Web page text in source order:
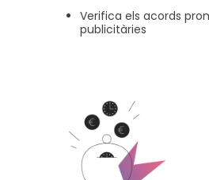
Verifica els acords
publicitàries